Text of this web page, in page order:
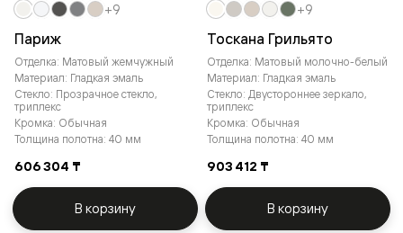
Париж
Отделка: Матовый жемчужный
Материал: Гладкая эмаль
Стекло: Прозрачное стекло,
триплекс
Кромка: Обычная
Толщина полотна: 40 мм
606 304 ₸
+9
В корзину
Тоскана Грильято
Отделка: Матовый молочно-белый
Материал: Гладкая эмаль
Стекло: Двустороннее зеркало,
триплекс
Кромка: Обычная
Толщина полотна: 40 мм
903 412 ₸
+9
В корзину